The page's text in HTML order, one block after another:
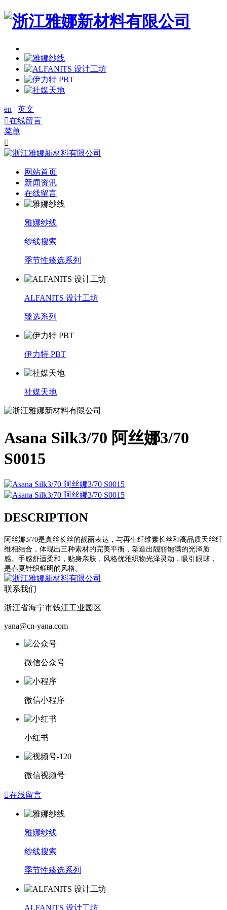
en | 英文
在线留言
菜单

网站首页
新闻资讯
在线留言
雅娜纱线
纱线搜索
季节性臻选系列
ALFANITS 设计工坊
臻选系列
伊力特 PBT
社媒天地
Asana Silk3/70 阿丝娜3/70
S0015
DESCRIPTION
阿丝娜3/70是真丝长丝的靓丽表达，与再生纤维素长丝和高品质天丝纤
维相结合，体现出三种素材的完美平衡，塑造出靓丽饱满的光泽质
感。手感舒适柔和，贴身亲肤，风格优雅织物光泽灵动，吸引眼球，
是春夏针织鲜明的风格。
联系我们
浙江省海宁市钱江工业园区
yana@cn-yana.com
微信公众号
微信小程序
小红书
微信视频号
在线留言
雅娜纱线
纱线搜索
季节性臻选系列
ALFANITS 设计工坊